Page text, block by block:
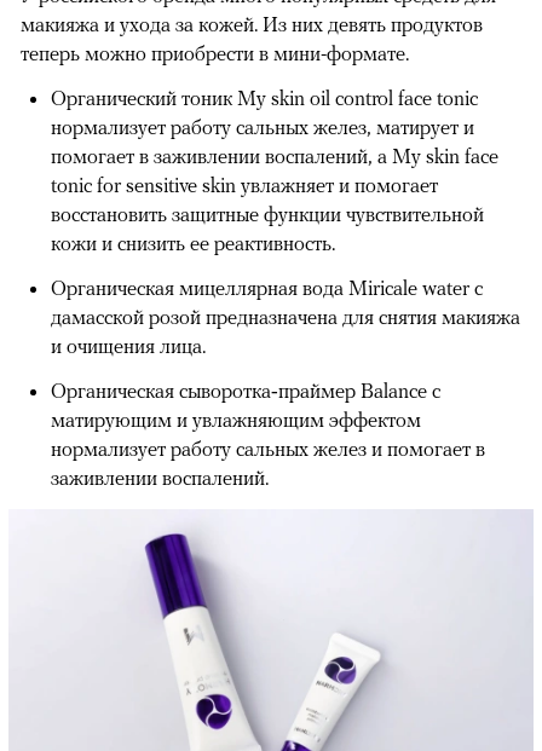
макияжа и ухода за кожей. Из них девять продуктов
теперь можно приобрести в мини-формате.
Органический тоник My skin oil control face tonic
нормализует работу сальных желез, матирует и
помогает в заживлении воспалений, а My skin face
tonic for sensitive skin увлажняет и помогает
восстановить защитные функции чувствительной
кожи и снизить ее реактивность.
Органическая мицеллярная вода Miricale water с
дамасской розой предназначена для снятия макияжа
и очищения лица.
Органическая сыворотка‑праймер Balance с
матирующим и увлажняющим эффектом
нормализует работу сальных желез и помогает в
заживлении воспалений.